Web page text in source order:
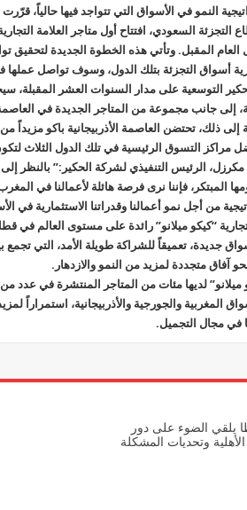
النمو في الأسواق التي تتواجد فيها حالياً،
التجزئة السعودي، افتتاح أول متاجر العلامة
العام المقبل. وتأتي هذه الخطوة الجديدة لتحقيق
أسواق التجزئة بتلك الدول، وسوف تواصل عملها
إلى جانب مجموعة من المتاجر الجديدة في
إلى ذلك، تحتضن العاصمة الأذربيجانية باكو مزيداً
مراكز التسوق الرئيسية في تلك الدول الثلاث
الرئيس التنفيذي لشركة الحكير:” بالنظر إلى
المبتكر، فإننا نرى فرصة هائلة لأعمالنا في
من أجل نمو أعمالنا وقدراتنا الاستثمارية في
“كيكو ميلانو” رائدة على مستوى العالم في
جديدة، تعميقاً للشراكة طويلة الأمد، التي تجمع
آفاق متجددة لمزيد من النمو والازدهار.
ميلانو” لديها مئات من المتاجر المنتشرة في عدد من
المغربية والجورجية والأذربيجانية، استمراراً
في مجال التجميل.
يلقي الضوء على دور
وتحديات المشكلة